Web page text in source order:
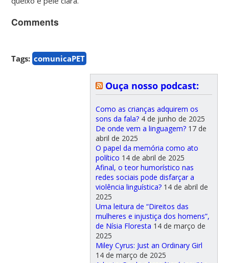
Comments
Tags: comunicaPET
Ouça nosso podcast:
Como as crianças adquirem os
sons da fala? 4 de junho de 2025
De onde vem a linguagem? 17 de
abril de 2025
O papel da memória como ato
político 14 de abril de 2025
Afinal, o teor humorístico nas
redes sociais pode disfarçar a
violência linguística? 14 de abril de
2025
Uma leitura de “Direitos das
mulheres e injustiça dos homens”,
de Nísia Floresta 14 de março de
2025
Miley Cyrus: Just an Ordinary Girl
14 de março de 2025